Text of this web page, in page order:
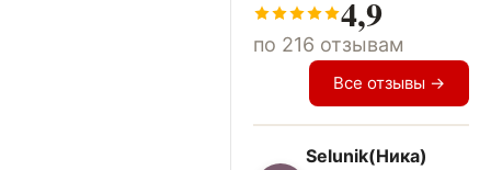
4,9
по 216 отзывам
Все отзывы →
Selunik(Ника)